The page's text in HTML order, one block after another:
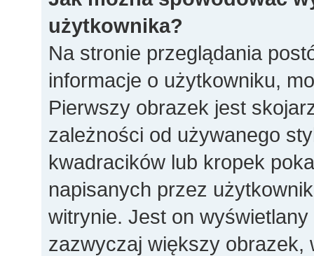
użytkownika?
Na stronie przeglądania
informacje o użytkowniku,
Pierwszy obrazek jest
zależności od używanego
kwadracików lub kropek
napisanych przez
witrynie. Jest on
zazwyczaj większy obrazek,